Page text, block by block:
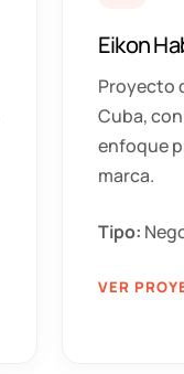
Eikon
Proyecto
Cuba,
enfoque
marca.
Tipo:
VER